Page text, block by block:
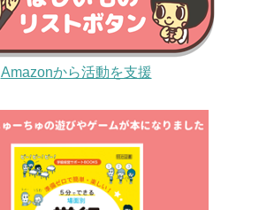
Amazonから活動を支援